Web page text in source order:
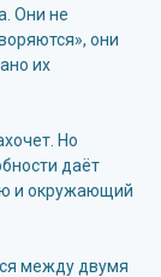
Они не
они
их
Но
даёт
и окружающий
между двумя